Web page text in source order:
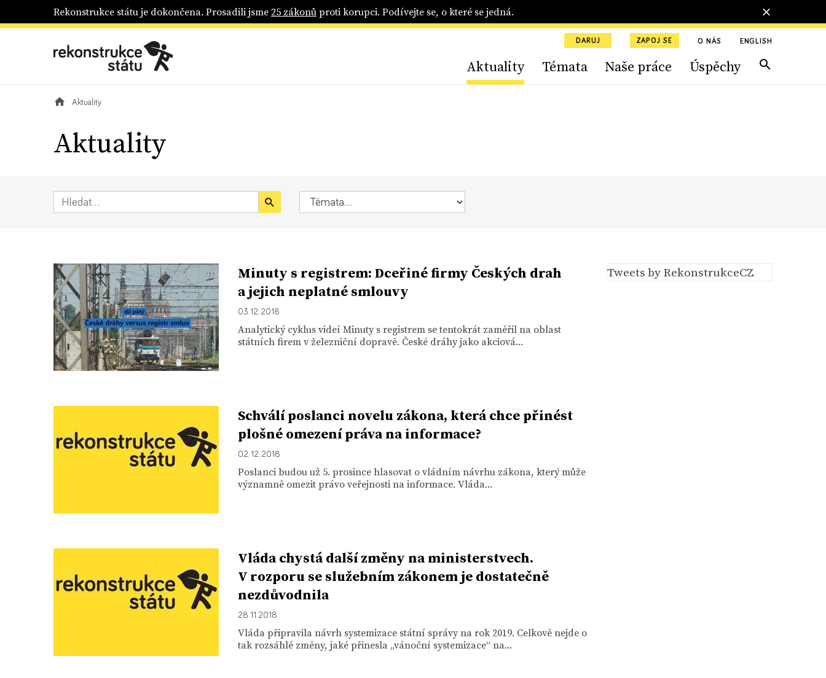
Rekonstrukce státu je dokončena. Prosadili jsme25 zákonůproti korupci. Podívejte se, o které se jedná.
DARUJ ZAPOJ SE O NÁS ENGLISH
Aktuality Témata Naše práce Úspěchy
Aktuality
Aktuality
Minuty s registrem: Dceřiné firmy Českých drah
a jejich neplatné smlouvy
03. 12. 2018
Analytický cyklus videí Minuty s registrem se tentokrát zaměřil na oblast
státních firem v železniční dopravě. České dráhy jako akciová...
Schválí poslanci novelu zákona, která chce přinést
plošné omezení práva na informace?
02. 12. 2018
Poslanci budou už 5. prosince hlasovat o vládním návrhu zákona, který může
významně omezit právo veřejnosti na informace. Vláda...
Vláda chystá další změny na ministerstvech.
V rozporu se služebním zákonem je dostatečně
nezdůvodnila
28. 11. 2018
Vláda připravila návrh systemizace státní správy na rok 2019. Celkově nejde o
tak rozsáhlé změny, jaké přinesla „vánoční systemizace“ na...
Tweets by RekonstrukceCZ